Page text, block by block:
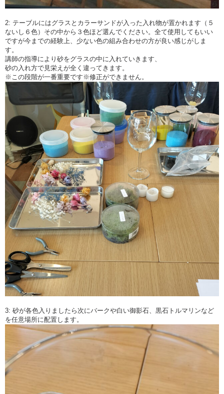
2: テーブルにはグラスとカラーサンドが入った入れ物が置かれます（５
ないし６色）その中から３色ほど選んでください。全て使用してもいい
ですが今までの経験上、少ない色の組み合わせの方が良い感じがしま
す。
講師の指導により砂をグラスの中に入れていきます、
砂の入れ方で見栄えが全く違ってきます。
※この段階が一番重要です※修正ができません。
3: 砂が各色入りましたら次にバークや白い御影石、黒石トルマリンなど
を任意場所に配置します。